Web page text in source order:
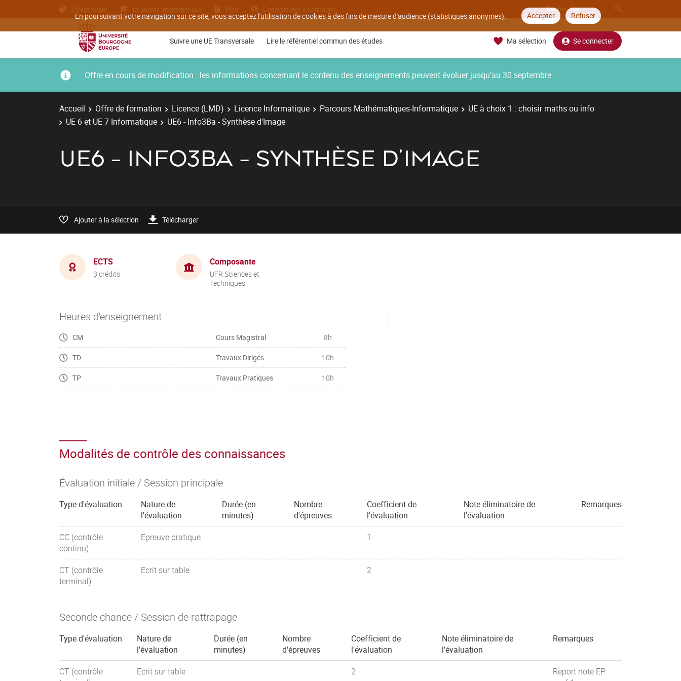
En poursuivant votre navigation sur ce site, vous acceptez l'utilisation de cookies à des fins de mesure d'audience (statistiques anonymes). Accepter Refuser
Bibliothèque Etudiants internationaux Plan Candidatures inscriptions
Suivre une UE Transversale Lire le référentiel commun des études Ma sélection Se connecter
Offre en cours de modification : les informations concernant le contenu des enseignements peuvent évoluer jusqu’au 30 septembre
Accueil Offre de formation Licence (LMD) Licence Informatique Parcours Mathématiques-Informatique
UE à choix 1 : choisir maths ou info
UE 6 et UE 7 Informatique
UE6 - Info3Ba - Synthèse d'Image
UE6 - INFO3BA - SYNTHÈSE D'IMAGE
Ajouter à la sélection Télécharger
ECTS
3 crédits
Composante
UFR Sciences et
Techniques
Heures d'enseignement
CM Cours Magistral 8h
TD Travaux Dirigés 10h
TP Travaux Pratiques 10h
Modalités de contrôle des connaissances
Évaluation initiale / Session principale
Type d'évaluation
Nature de
l'évaluation
Durée (en
minutes)
Nombre
d'épreuves
Coefficient de
l'évaluation
Note éliminatoire de
l'évaluation
Remarques
CC (contrôle
continu)
Epreuve pratique 1
CT (contrôle
terminal)
Ecrit sur table 2
Seconde chance / Session de rattrapage
Type d'évaluation
Nature de
l'évaluation
Durée (en
minutes)
Nombre
d'épreuves
Coefficient de
l'évaluation
Note éliminatoire de
l'évaluation
Remarques
CT (contrôle
Ecrit sur table 2
Report note EP